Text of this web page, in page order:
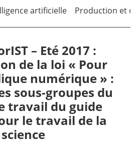
artificielle Production et
– Eté 2017 :
de la loi « Pour
numérique » :
sous-groupes du
travail du guide
le travail de la
science